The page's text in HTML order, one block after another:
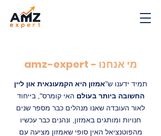
amz-expert - מי אנחנו
תמיד ידענו ש"אמזון היא הקמעונאית און ליין
החשובה ביותר בעולם האי קומרס", בייחוד
לאור העובדה שאנו מנהלים כבר מספר שנים
חנויות ומותגים באמזון, ונהנים כבר עכשיו
מהפוטנציאל האין סופי שאמזון מציעה עם